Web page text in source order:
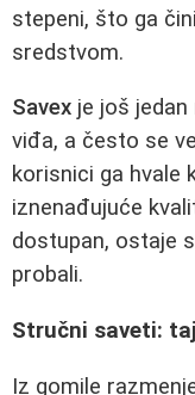
stepeni, što ga
sredstvom.
Savex je još
viđa, a često se
korisnici ga hvale
iznenađujuće
dostupan, ostaje
probali.
Stručni saveti:
Iz gomile